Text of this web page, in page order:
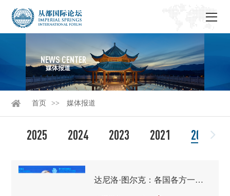
NEWS CENTER
媒体报道
首页 媒体报道
2025 2024 2023 2021 2020
达尼洛·图尔克：各国各方一定要携起手来共同努力